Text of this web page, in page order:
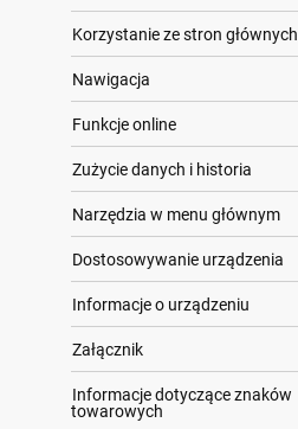
Korzystanie ze stron głównych
Nawigacja
Funkcje online
Zużycie danych i historia
Narzędzia w menu głównym
Dostosowywanie urządzenia
Informacje o urządzeniu
Załącznik
Informacje dotyczące znaków
towarowych